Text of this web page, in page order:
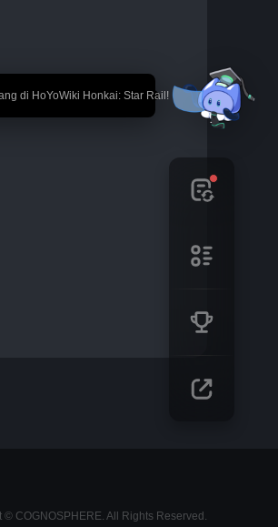
di HoYoWiki Honkai: Star Rail!
© COGNOSPHERE. All Rights Reserved.